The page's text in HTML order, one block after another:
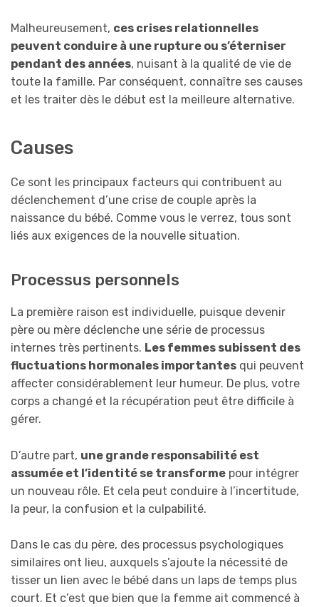
Malheureusement, ces crises relationnelles
peuvent conduire à une rupture ou s’éterniser
pendant des années, nuisant à la qualité de vie de
toute la famille. Par conséquent, connaître ses causes
et les traiter dès le début est la meilleure alternative.
Causes
Ce sont les principaux facteurs qui contribuent au
déclenchement d’une crise de couple après la
naissance du bébé. Comme vous le verrez, tous sont
liés aux exigences de la nouvelle situation.
Processus personnels
La première raison est individuelle, puisque devenir
père ou mère déclenche une série de processus
internes très pertinents. Les femmes subissent des
fluctuations hormonales importantes qui peuvent
affecter considérablement leur humeur. De plus, votre
corps a changé et la récupération peut être difficile à
gérer.
D’autre part, une grande responsabilité est
assumée et l’identité se transforme pour intégrer
un nouveau rôle. Et cela peut conduire à l’incertitude,
la peur, la confusion et la culpabilité.
Dans le cas du père, des processus psychologiques
similaires ont lieu, auxquels s’ajoute la nécessité de
tisser un lien avec le bébé dans un laps de temps plus
court. Et c’est que bien que la femme ait commencé à